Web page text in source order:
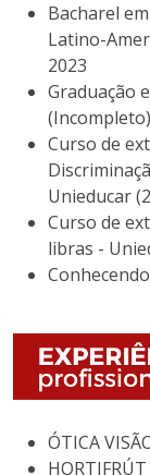
Bacharel
Latino-
2023
Graduação
(Incompleto)
Curso de
Unieducar
Curso de
libras -
ÓTICA